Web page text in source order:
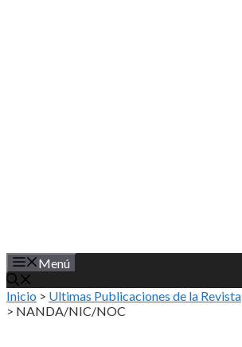
Menú
Inicio > Ultimas Publicaciones de la Revista
> NANDA/NIC/NOC